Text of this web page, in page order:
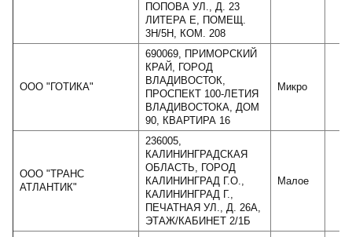
ПОПОВА УЛ., Д. 23
ЛИТЕРА Е, ПОМЕЩ.
3Н/5Н, КОМ. 208
ООО "ГОТИКА"
690069, ПРИМОРСКИЙ
КРАЙ, ГОРОД
ВЛАДИВОСТОК,
ПРОСПЕКТ 100-ЛЕТИЯ
ВЛАДИВОСТОКА, ДОМ
90, КВАРТИРА 16
Микро
ООО "ТРАНС
АТЛАНТИК"
236005,
КАЛИНИНГРАДСКАЯ
ОБЛАСТЬ, ГОРОД
КАЛИНИНГРАД Г.О.,
КАЛИНИНГРАД Г.,
ПЕЧАТНАЯ УЛ., Д. 26А,
ЭТАЖ/КАБИНЕТ 2/1Б
Малое